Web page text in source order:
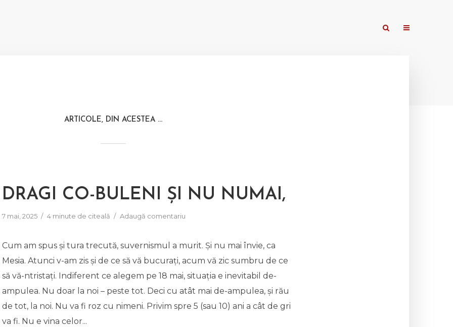
ARTICOLE, DIN ACESTEA ...
DRAGI CO-BULENI ȘI NU NUMAI,
7 mai, 2025 4 minute de citeală Adaugă comentariu
Cum am spus și tura trecută, suvernismul a murit. Și nu mai învie, ca
Mesia. Atunci v-am zis și de ce să vă bucurați, acum vă zic sumbru de ce
să vă-ntristați. Indiferent ce alegem pe 18 mai, situația e inevitabil de-
ampulea. Nu doar la noi – peste tot. Deci cu atât mai de-ampulea, și rău
de tot, la noi. Nu va fi roz cu nimeni. Privim spre 5 (sau 10) ani a cât de gri
va fi. Nu e vina celor...